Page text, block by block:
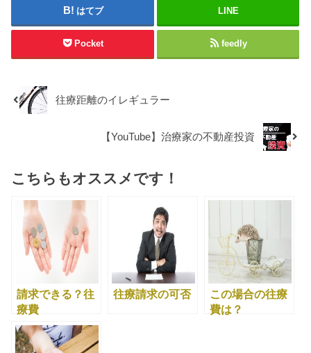
はてブ LINE
Pocket feedly
往療距離のイレギュラー
【YouTube】治療家の不動産投資
こちらもオススメです！
請求できる？往
療費
往療請求の可否
この場合の往療
費は？